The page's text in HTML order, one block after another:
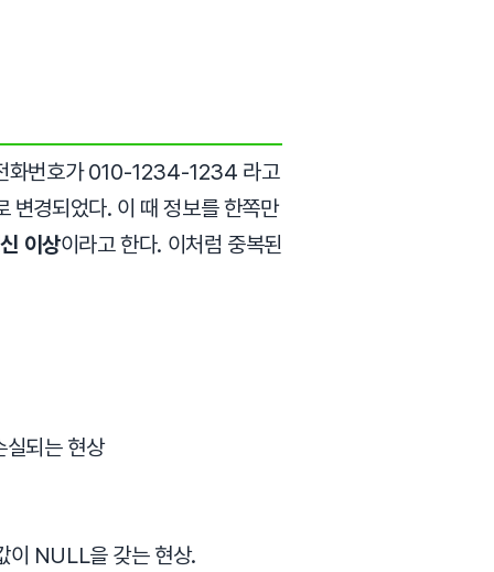
화번호가 010-1234-1234 라고
경되었다. 이 때 정보를 한쪽만
이상이라고 한다. 이처럼 중복된
실되는 현상
이 NULL을 갖는 현상.